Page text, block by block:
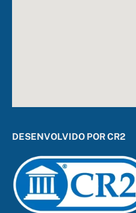
DESENVOLVIDO POR CR2